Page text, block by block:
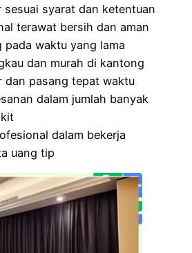
sesuai syarat dan ketentuan
terawat bersih dan aman
pada waktu yang lama
dan murah di kantong
dan pasang tepat waktu
dalam jumlah banyak
dalam bekerja
uang tip